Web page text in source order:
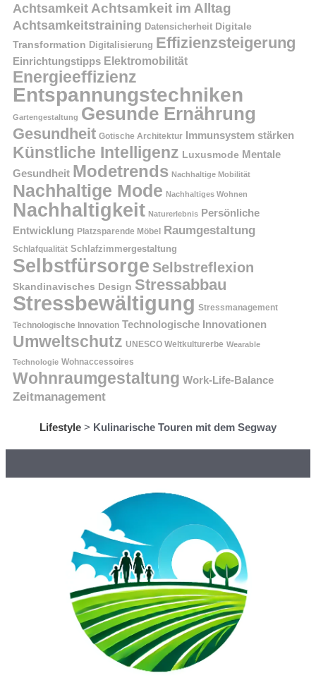
Achtsamkeit Achtsamkeit im Alltag
Achtsamkeitstraining Datensicherheit Digitale
Transformation Digitalisierung Effizienzsteigerung
Einrichtungstipps Elektromobilität
Energieeffizienz
Entspannungstechniken
Gartengestaltung Gesunde Ernährung
Gesundheit Gotische Architektur Immunsystem stärken
Künstliche Intelligenz Luxusmode Mentale
Gesundheit Modetrends Nachhaltige Mobilität
Nachhaltige Mode Nachhaltiges Wohnen
Nachhaltigkeit Naturerlebnis Persönliche
Entwicklung Platzsparende Möbel Raumgestaltung
Schlafqualität Schlafzimmergestaltung
Selbstfürsorge Selbstreflexion
Skandinavisches Design Stressabbau
Stressbewältigung Stressmanagement
Technologische Innovation Technologische Innovationen
Umweltschutz UNESCO Weltkulturerbe Wearable
Technologie Wohnaccessoires
Wohnraumgestaltung Work-Life-Balance
Zeitmanagement
Lifestyle > Kulinarische Touren mit dem Segway